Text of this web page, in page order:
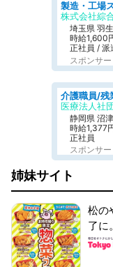
製造・工場
株式会社綜
埼玉県 羽
時給1,600
正社員 / 派
スポンサ
静岡県 沼
時給1,377
正社員
スポンサ
姉妹サイト
松の
了に